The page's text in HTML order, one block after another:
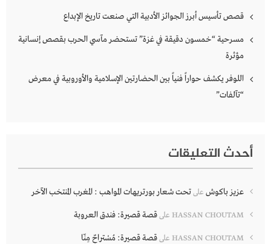
قصص تأسيس أبرز الجوائز الأدبية التي صنعت تاريخ الإبداع
مسرحية “خمسون دقيقة في غزة” تستحضر مآسي الحرب بقصص إنسانية
مؤثرة
اللوفر يكشف حواراً فنياً بين الحضارتين الإسلامية والأوروبية في معرض
“تآلفات”
أحدث التعليقات
عزيز باكوش علىتحت شعار بورتريهات المواهب : المغرب المنتخب الآخر
HASSAN CHOUTAM علىقصة قصيرة: فندق العروبة
HASSAN CHOUTAM علىقصة قصيرة: مُسْتراحٌ مِنّا